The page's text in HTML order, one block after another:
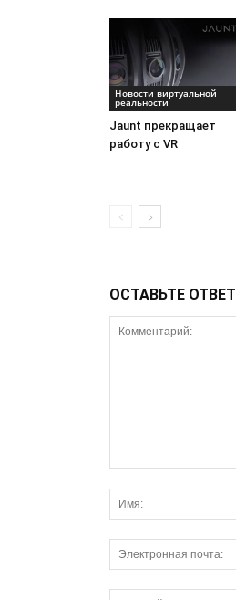
Новости виртуальной
реальности
Jaunt прекращает
работу с VR
ОСТАВЬТЕ ОТВЕТ